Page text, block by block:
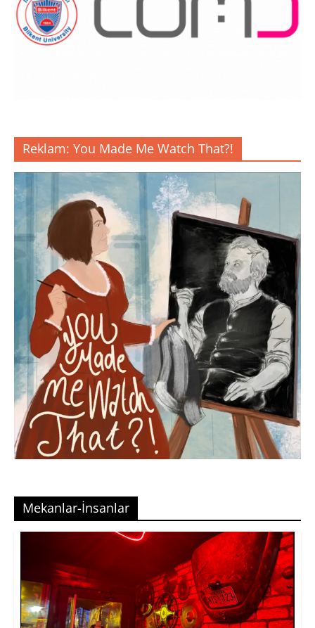
Reklam: You Made Me Watch That?!
Mekanlar-İnsanlar